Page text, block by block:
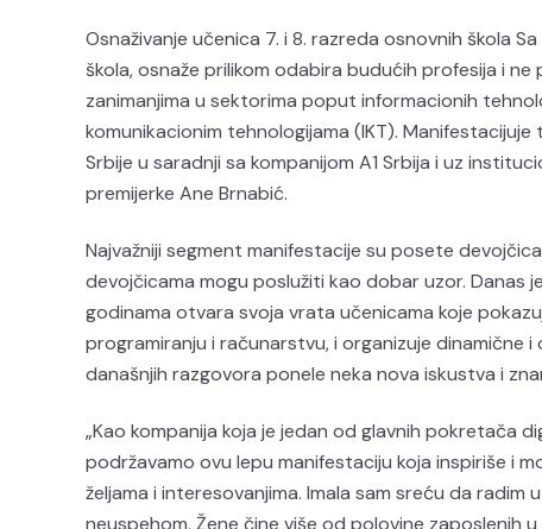
Osnaživanje učenica 7. i 8. razreda osnovnih škola
škola, osnaže prilikom odabira budućih profesija i
zanimanjima u sektorima poput informacionih
komunikacionim tehnologijama (IKT).
Srbije u saradnji sa kompanijom A1 Srbija i uz
premijerke Ane Brnabić.
Najvažniji segment manifestacije su posete
devojčicama mogu poslužiti kao dobar uzor. Danas
godinama otvara svoja vrata učenicama koje
programiranju i računarstvu, i organizuje dinamične
današnjih razgovora ponele neka nova iskustva i
„Kao kompanija koja je jedan od glavnih pokretača
podržavamo ovu lepu manifestaciju koja inspiriše i
željama i interesovanjima. Imala sam sreću da radim
neuspehom. Žene čine više od polovine zaposlenih